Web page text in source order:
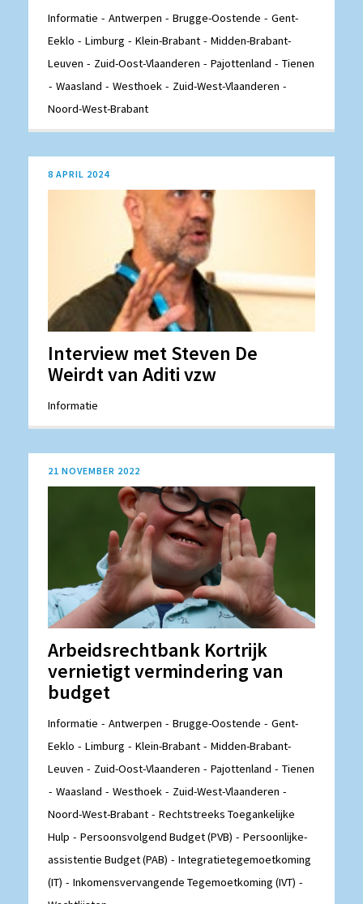
Informatie Antwerpen Brugge-Oostende
Gent-
Eeklo
Limburg Klein-Brabant
Midden-Brabant-
Leuven
Zuid-Oost-Vlaanderen Pajottenland
Tienen
Waasland
Westhoek
Zuid-West-Vlaanderen
Noord-West-Brabant
8 APRIL 2024
Interview met Steven De
Weirdt van Aditi vzw
Informatie
21 NOVEMBER 2022
Arbeidsrechtbank Kortrijk
vernietigt vermindering van
budget
Informatie Antwerpen Brugge-Oostende
Gent-
Eeklo
Limburg Klein-Brabant
Midden-Brabant-
Leuven
Zuid-Oost-Vlaanderen Pajottenland
Tienen
Waasland
Westhoek
Zuid-West-Vlaanderen
Noord-West-Brabant
Rechtstreeks Toegankelijke
Hulp
Persoonsvolgend Budget (PVB)
Persoonlijke-
assistentie Budget (PAB)
Integratietegemoetkoming
(IT)
Inkomensvervangende Tegemoetkoming (IVT)